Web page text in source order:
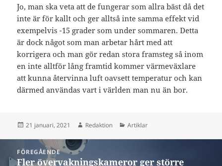
Jo, man ska veta att de fungerar som allra bäst då det
inte är för kallt och ger alltså inte samma effekt vid
exempelvis -15 grader som under sommaren. Detta
är dock något som man arbetar hårt med att
korrigera och man gör redan stora framsteg så inom
en inte alltför lång framtid kommer värmeväxlare
att kunna återvinna luft oavsett temperatur och kan
därmed användas vart i världen man nu än bor.
Postat
21 januari, 2021 Författare
Redaktion Kategorier
Artiklar
Inläggsnavigering
FÖREGÅENDE
Föregående
Fler övervakningskameror ger större